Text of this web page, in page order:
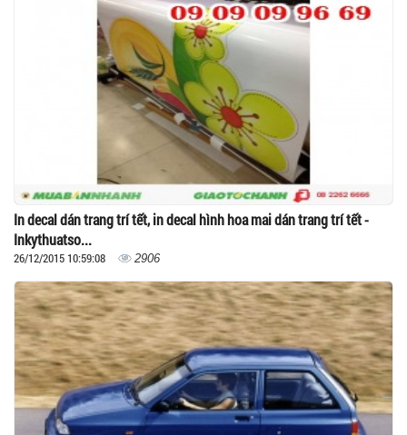
In decal dán trang trí tết, in decal hình hoa mai dán trang trí tết -
Inkythuatso...
26/12/2015 10:59:08 2906